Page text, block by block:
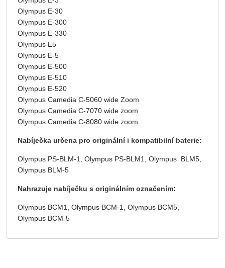
Olympus E-30
Olympus E-300
Olympus E-330
Olympus E5
Olympus E-5
Olympus E-500
Olympus E-510
Olympus E-520
Olympus Camedia C-5060 wide Zoom
Olympus Camedia C-7070 wide zoom
Olympus Camedia C-8080 wide zoom
Nabíječka určena pro originální i kompatibilní baterie:
Olympus PS-BLM-1, Olympus PS-BLM1, Olympus BLM5,
Olympus BLM-5
Nahrazuje nabíječku s originálním označením:
Olympus BCM1
, Olympus BCM-1, Olympus BCM5,
Olympus BCM-5